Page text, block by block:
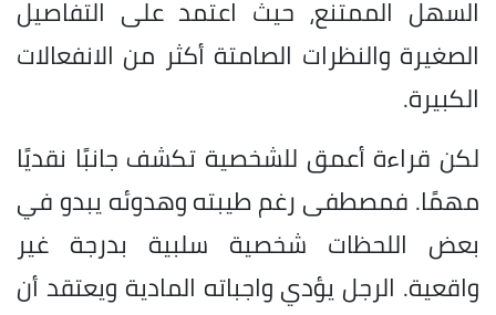
السهل الممتنع، حيث اعتمد على التفاصيل
الصغيرة والنظرات الصامتة أكثر من الانفعالات
الكبيرة.
لكن قراءة أعمق للشخصية تكشف جانبًا نقديًا
مهمًا. فمصطفى رغم طيبته وهدوئه يبدو في
بعض اللحظات شخصية سلبية بدرجة غير
واقعية. الرجل يؤدي واجباته المادية ويعتقد أن